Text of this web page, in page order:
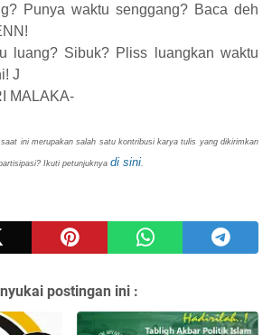
Punya waktu senggang? Baca deh
luang? Sibuk? Pliss luangkan waktu
J
MALAKA-
ini merupakan salah satu kontribusi karya tulis yang dikirimkan
Ikuti petunjuknya di sini
postingan ini :